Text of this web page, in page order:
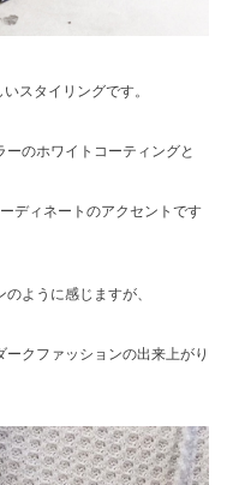
スタイリングです。
のホワイトコーティングと
ディネートのアクセントです
ように感じますが、
クファッションの出来上がり